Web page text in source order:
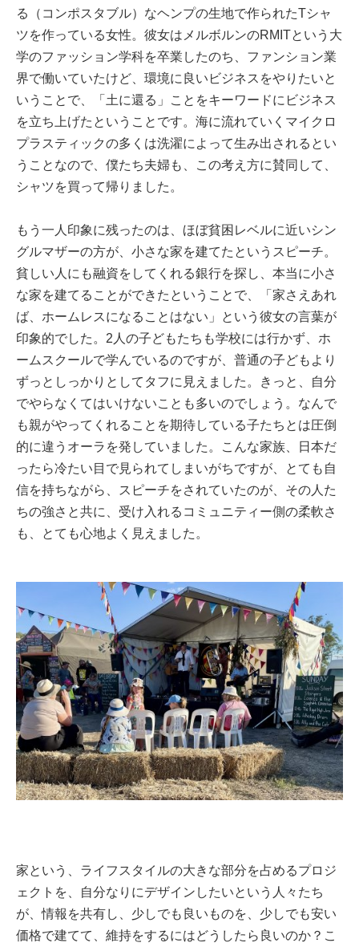
る（コンポスタブル）なヘンプの生地で作られたTシャ
ツを作っている女性。彼女はメルボルンのRMITという大
学のファッション学科を卒業したのち、ファンション業
界で働いていたけど、環境に良いビジネスをやりたいと
いうことで、「土に還る」ことをキーワードにビジネス
を立ち上げたということです。海に流れていくマイクロ
プラスティックの多くは洗濯によって生み出されるとい
うことなので、僕たち夫婦も、この考え方に賛同して、
シャツを買って帰りました。
もう一人印象に残ったのは、ほぼ貧困レベルに近いシン
グルマザーの方が、小さな家を建てたというスピーチ。
貧しい人にも融資をしてくれる銀行を探し、本当に小さ
な家を建てることができたということで、「家さえあれ
ば、ホームレスになることはない」という彼女の言葉が
印象的でした。2人の子どもたちも学校には行かず、ホ
ームスクールで学んでいるのですが、普通の子どもより
ずっとしっかりとしてタフに見えました。きっと、自分
でやらなくてはいけないことも多いのでしょう。なんで
も親がやってくれることを期待している子たちとは圧倒
的に違うオーラを発していました。こんな家族、日本だ
ったら冷たい目で見られてしまいがちですが、とても自
信を持ちながら、スピーチをされていたのが、その人た
ちの強さと共に、受け入れるコミュニティー側の柔軟さ
も、とても心地よく見えました。
家という、ライフスタイルの大きな部分を占めるプロジ
ェクトを、自分なりにデザインしたいという人々たち
が、情報を共有し、少しでも良いものを、少しでも安い
価格で建てて、維持をするにはどうしたら良いのか？こ